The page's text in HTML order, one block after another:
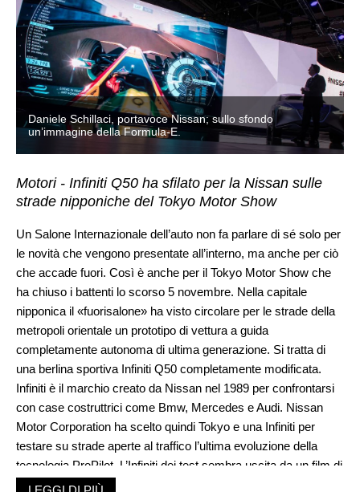
Daniele Schillaci, portavoce Nissan; sullo sfondo
un’immagine della Formula-E.
Motori - Infiniti Q50 ha sfilato per la Nissan sulle
strade nipponiche del Tokyo Motor Show
Un Salone Internazionale dell’auto non fa parlare di sé solo per
le novità che vengono presentate all’interno, ma anche per ciò
che accade fuori. Così è anche per il Tokyo Motor Show che
ha chiuso i battenti lo scorso 5 novembre. Nella capitale
nipponica il «fuorisalone» ha visto circolare per le strade della
metropoli orientale un prototipo di vettura a guida
completamente autonoma di ultima generazione. Si tratta di
una berlina sportiva Infiniti Q50 completamente modificata.
Infiniti è il marchio creato da Nissan nel 1989 per confrontarsi
con case costruttrici come Bmw, Mercedes e Audi. Nissan
Motor Corporation ha scelto quindi Tokyo e una Infiniti per
testare su strade aperte al traffico l’ultima evoluzione della
tecnologia ProPilot. L’Infiniti dei test sembra uscita da un film di
James Bond: dodici sonar, dodici telecamere, nove radar a